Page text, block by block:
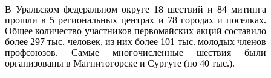
В Уральском федеральном округе 18 шествий и 84 митинга
прошли в 5 региональных центрах и 78 городах и поселках.
Общее количество участников первомайских акций составило
более 297 тыс. человек, из них более 101 тыс. молодых членов
профсоюзов. Самые многочисленные шествия были
организованы в Магнитогорске и Сургуте (по 40 тыс.).